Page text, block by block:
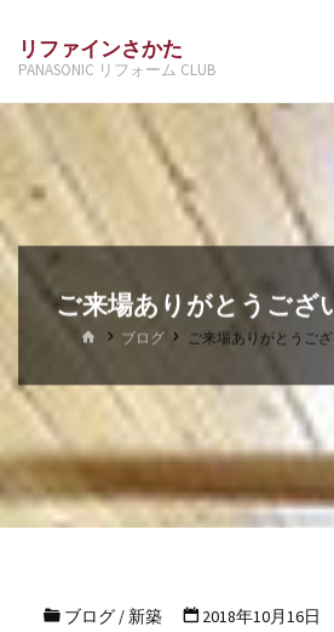
ン
キ
ッ
リファインさかた
PANASONIC リフォーム CLUB
ご来場ありがとうござ
ホ ブログ ご来場ありがとうござ
ブログ/ 新築 2018年10月16日